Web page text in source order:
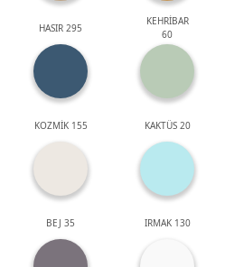
HASIR 295
KEHRİBAR
60
KOZMİK 155 KAKTÜS 20
BEJ 35 IRMAK 130